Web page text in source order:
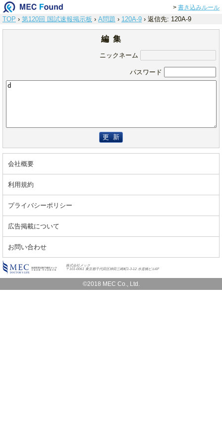
> 書き込みルール
TOP › 第120回 国試速報掲示板 › A問題 › 120A-9 › 返信先: 120A-9
編 集
ニックネーム
パスワード
更 新
会社概要
利用規約
プライバシーポリシー
広告掲載について
お問い合わせ
株式会社メック
〒101-0061 東京都千代田区神田三崎町1-3-12 水道橋ビル6F
©2018 MEC Co., Ltd.